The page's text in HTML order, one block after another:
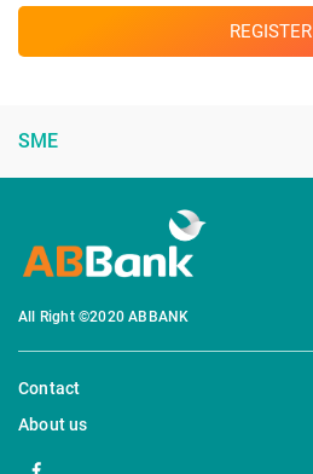
REGISTER
SME
All Right ©2020 ABBANK
Contact
About us